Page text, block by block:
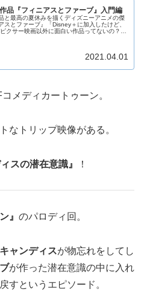
品『フィニアスとファーブ』入門編
と最高の夏休みを描くディズニーアニメの傑
スとファーブ』「Disney＋に加入したけど、
クサー映画以外に面白い作品ってないの？」
2021.04.01
メディカートゥーン。
なトリップ映像がある。
スの潜在意識』 ！
』 のパロディ回。
キャンディスが物忘れをしてし
が作った潜在意識の中に入れ
すというエピソード。